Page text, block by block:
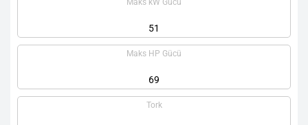
Maks kW Gücü
51
Maks HP Gücü
69
Tork